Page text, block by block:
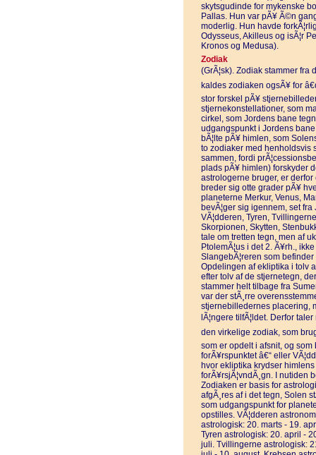
skytsgudinde for mykenske
Pallas. Hun var pÃ¥ Ã©n
moderlig. Hun havde
Odysseus, Akilleus og isÃ¦r
Kronos og Medusa).
Zodiak
(GrÃ¦sk). Zodiak stammer fra
kaldes zodiaken ogsÃ¥ for
stor forskel pÃ¥
stjernekonstellationer, som
cirkel, som Jordens bane
udgangspunkt i Jordens
bÃ¦lte pÃ¥ himlen, som
to zodiaker med henholdsvis
sammen, fordi
plads pÃ¥ himlen) forskyder
astrologerne bruger, er derfor
breder sig otte grader pÃ¥
planeterne Merkur, Venus,
bevÃ¦ger sig igennem, set
VÃ¦dderen, Tyren,
Skorpionen, Skytten,
tale om tretten tegn, men af
PtolemÃ¦us i det 2. Ã¥rh.,
SlangebÃ¦reren som
Opdelingen af ekliptika i tolv
efter tolv af de stjernetegn,
stammer helt tilbage fra
var der stÃ¸rre
stjernebilledernes placering,
lÃ¦ngere tilfÃ¦ldet. Derfor
den virkelige zodiak, som
som er opdelt i afsnit, og
forÃ¥rspunktet â€“ eller
hvor ekliptika krydser
forÃ¥rsjÃ¦vndÃ¸gn. I nutiden
Zodiaken er basis for
afgÃ¸res af i det tegn, Solen
som udgangspunkt for
opstilles. VÃ¦dderen
astrologisk: 20. marts - 19.
Tyren astrologisk: 20. april -
juli. Tvillingerne astrologisk: